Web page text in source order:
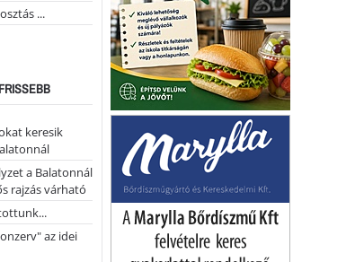
...
keresik
a Balatonnál
rajzás várható
az idei